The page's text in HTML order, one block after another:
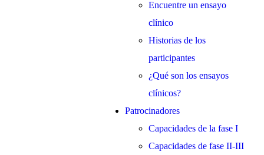
Encuentre un ensayo
clínico
Historias de los
participantes
¿Qué son los ensayos
clínicos?
Patrocinadores
Capacidades de la fase I
Capacidades de fase II-III